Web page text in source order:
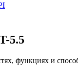
5.5
функциях и